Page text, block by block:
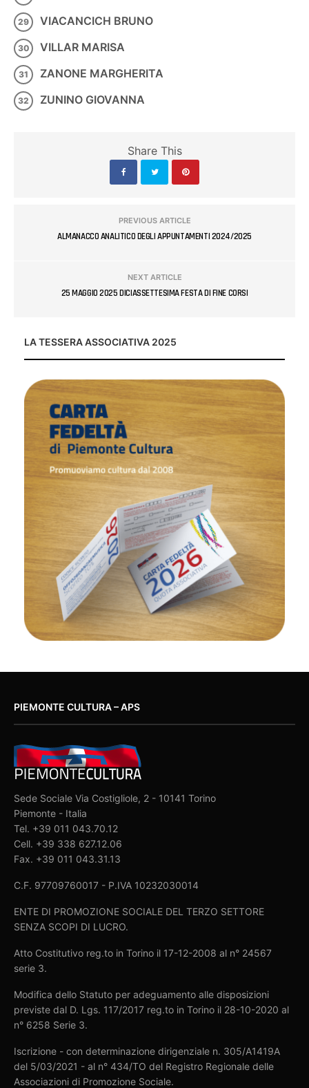
VIACANCICH BRUNO
VILLAR MARISA
ZANONE MARGHERITA
ZUNINO GIOVANNA
Share This
PREVIOUS ARTICLE
ALMANACCO ANALITICO DEGLI APPUNTAMENTI 2024/2025
NEXT ARTICLE
25 MAGGIO 2025 DICIASSETTESIMA FESTA DI FINE CORSI
LA TESSERA ASSOCIATIVA 2025
PIEMONTE CULTURA – APS
Sede Sociale Via Costigliole, 2 - 10141 Torino
Piemonte - Italia
Tel. +39 011 043.70.12
Cell. +39 338 627.12.06
Fax. +39 011 043.31.13
C.F. 97709760017 - P.IVA 10232030014
ENTE DI PROMOZIONE SOCIALE DEL TERZO SETTORE
SENZA SCOPI DI LUCRO.
Atto Costitutivo reg.to in Torino il 17-12-2008 al n° 24567
serie 3.
Modifica dello Statuto per adeguamento alle disposizioni
previste dal D. Lgs. 117/2017 reg.to in Torino il 28-10-2020 al
n° 6258 Serie 3.
Iscrizione - con determinazione dirigenziale n. 305/A1419A
del 5/03/2021 - al n° 434/TO del Registro Regionale delle
Associazioni di Promozione Sociale.